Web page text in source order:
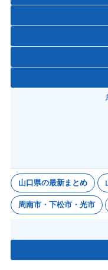
山口県の最新まとめ
周南市・下松市・光市